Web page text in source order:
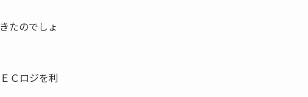
たのでしょ
Ｃロジを利